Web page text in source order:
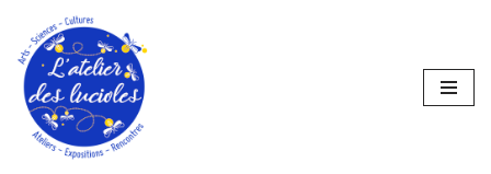
Aller
au
contenu